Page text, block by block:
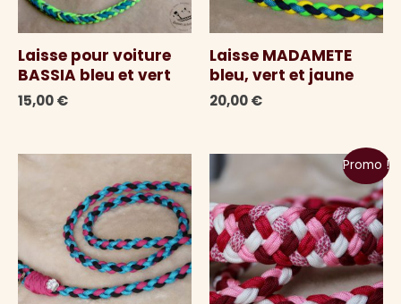
Laisse pour voiture
BASSIA bleu et vert
15,00€
Laisse MADAMETE
bleu, vert et jaune
20,00€
Promo !